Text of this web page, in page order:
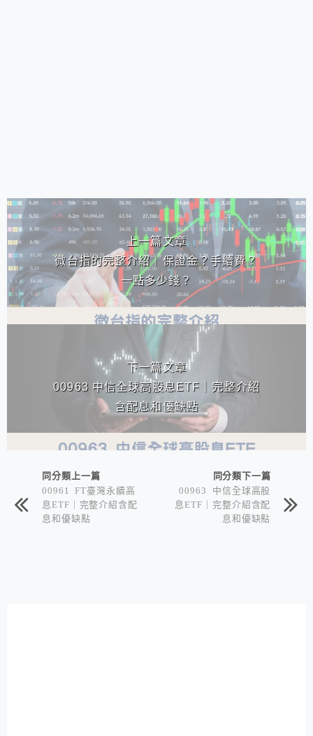
相連文章
上一篇文章
微台指的完整介紹｜保證金？手續費？
一點多少錢？
下一篇文章
00963 中信全球高股息ETF｜完整介紹
含配息和優缺點
同分類上一篇
00961 FT臺灣永續高
息ETF｜完整介紹含配
息和優缺點
同分類下一篇
00963 中信全球高股
息ETF｜完整介紹含配
息和優缺點